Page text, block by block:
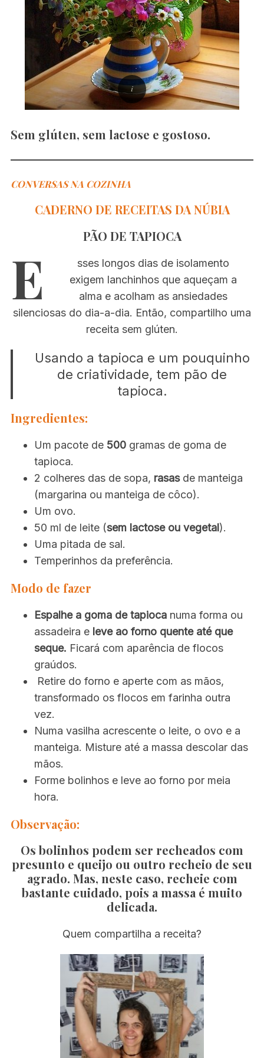
Sem glúten, sem lactose e gostoso.
CONVERSAS NA COZINHA
CADERNO DE RECEITAS DA NÚBIA
PÃO DE TAPIOCA
E
sses longos dias de isolamento
exigem lanchinhos que aqueçam a
alma e acolham as ansiedades
silenciosas do dia-a-dia. Então, compartilho uma
receita sem glúten.
Usando a tapioca e um pouquinho
de criatividade, tem pão de
tapioca.
Ingredientes:
Um pacote de 500gramas de goma de
tapioca.
2 colheres das de sopa, rasasde manteiga
(margarina ou manteiga de côco).
Um ovo.
50 ml de leite (sem lactose ou vegetal).
Uma pitada de sal.
Temperinhos da preferência.
Modo de fazer
Espalhe a goma de tapiocanuma forma ou
assadeira e leve ao forno quente até que
seque. Ficará com aparência de flocos
graúdos.
Retire do forno e aperte com as mãos,
transformado os flocos em farinha outra
vez.
Numa vasilha acrescente o leite, o ovo e a
manteiga. Misture até a massa descolar das
mãos.
Forme bolinhos e leve ao forno por meia
hora.
Observação:
Os bolinhos podem ser recheados com
presunto e queijo ou outro recheio de seu
agrado. Mas, neste caso, recheie com
bastante cuidado, pois a massa é muito
delicada.
Quem compartilha a receita?